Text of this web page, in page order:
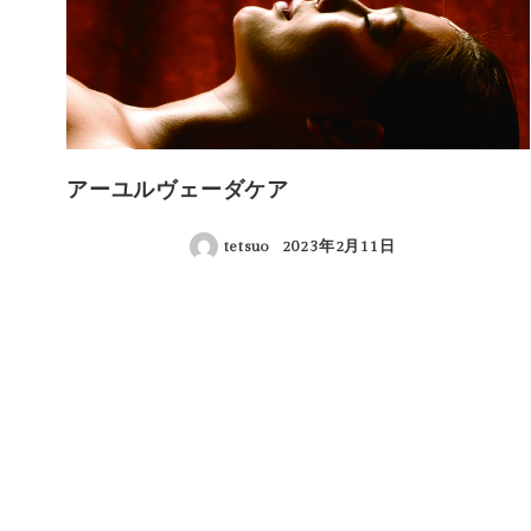
アーユルヴェーダケア
tetsuo
投稿日
2023年2月11日